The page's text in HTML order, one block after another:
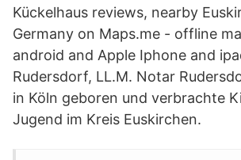
Kückelhaus reviews, nearby
Germany on Maps.me - offline
android and Apple Iphone and
Rudersdorf, LL.M. Notar
in Köln geboren und verbrachte
Jugend im Kreis Euskirchen.